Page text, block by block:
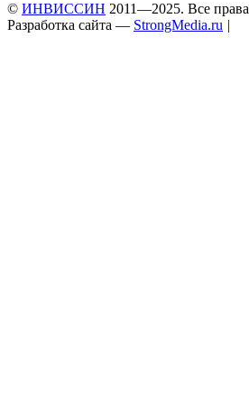
© ИНВИССИН 2011—2025. Все
Разработка сайта — StrongMedia.ru |